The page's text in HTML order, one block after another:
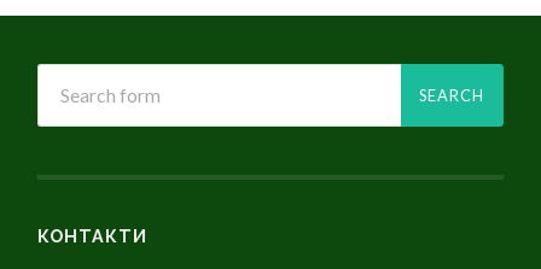
КОНТАКТИ